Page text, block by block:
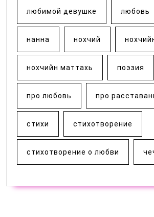
любимой девушке любовь
нанна нохчий
нохчийн маттахь поэзия
про любовь про
стихи стихотворение
стихотворение о любви